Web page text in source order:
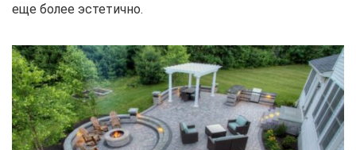
еще более эстетично.